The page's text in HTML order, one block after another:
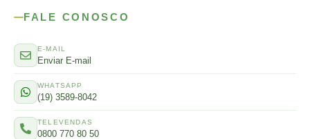
FALE CONOSCO
E-MAIL
Enviar E-mail
WHATSAPP
(19) 3589-8042
TELEVENDAS
0800 770 80 50